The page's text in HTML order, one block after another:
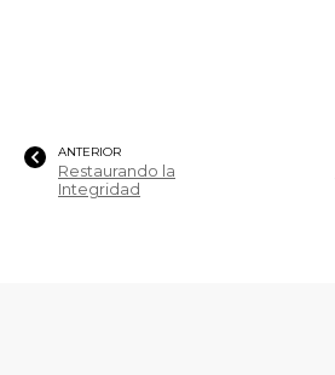
ANTERIOR
Restaurando la
Integridad